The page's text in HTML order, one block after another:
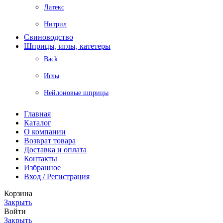
Латекс
Нитрил
Свиноводство
Шприцы, иглы, катетеры
Back
Иглы
Нейлоновые шприцы
Главная
Каталог
О компании
Возврат товара
Доставка и оплата
Контакты
Избранное
Вход / Регистрация
Корзина
Закрыть
Войти
Закрыть